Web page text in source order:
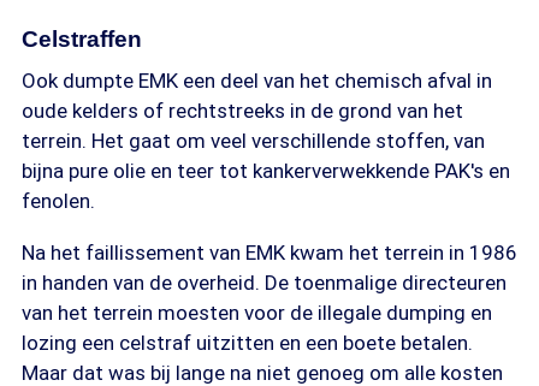
Celstraffen
Ook dumpte EMK een deel van het chemisch afval in
oude kelders of rechtstreeks in de grond van het
terrein. Het gaat om veel verschillende stoffen, van
bijna pure olie en teer tot kankerverwekkende PAK's en
fenolen.
Na het faillissement van EMK kwam het terrein in 1986
in handen van de overheid. De toenmalige directeuren
van het terrein moesten voor de illegale dumping en
lozing een celstraf uitzitten en een boete betalen.
Maar dat was bij lange na niet genoeg om alle kosten